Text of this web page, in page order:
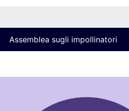
Assemblea sugli impollinatori